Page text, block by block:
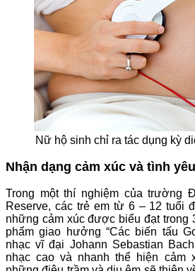
Nữ hộ sinh chỉ ra tác dụng kỳ
Nhận dạng cảm xúc và tình
Trong một thí nghiệm của trường
Reserve, các trẻ em từ 6 – 12 tuổi
những cảm xúc được biểu đạt trong
phẩm giao hưởng “Các biến tấu
nhạc vĩ đại Johann Sebastian
nhạc cao và nhanh thể hiện cảm